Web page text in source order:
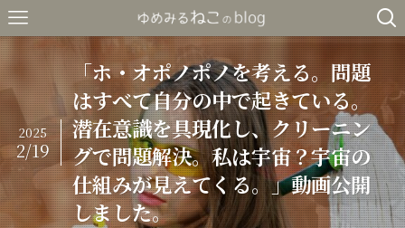
「ホ・オポノポノを考える。問題
はすべて自分の中で起きている。
潜在意識を具現化し、クリーニン
グで問題解決。私は宇宙？宇宙の
仕組みが見えてくる。」動画公開
しました。
2025
2/19